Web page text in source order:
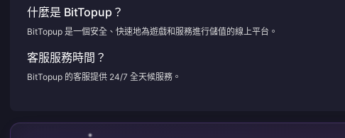
什麼是 BitTopup？
BitTopup 是一個安全、快速地為遊戲和服務進行儲值的線上平台。
客服服務時間？
BitTopup 的客服提供 24/7 全天候服務。